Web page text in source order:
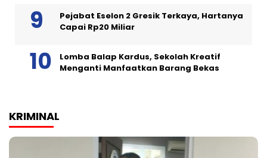
Pejabat Eselon 2 Gresik Terkaya, Hartanya
Capai Rp20 Miliar
Lomba Balap Kardus, Sekolah Kreatif
Menganti Manfaatkan Barang Bekas
KRIMINAL